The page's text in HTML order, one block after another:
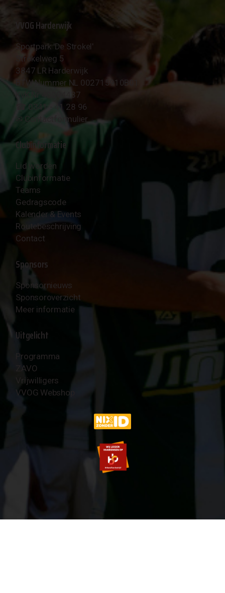
VVOG Harderwijk
Sportpark 'De Strokel'
Strokelweg 5
3847 LR Harderwijk
BTW Nummer NL 002715910B01
KvK Nr 40094437
☎︎ 0341 - 41 28 96
✉︎ Contactformulier
Clubinformatie
Lid worden
Clubinformatie
Teams
Gedragscode
Kalender & Events
Routebeschrijving
Contact
Sponsors
Sponsornieuws
Sponsoroverzicht
Meer informatie
Uitgelicht
Programma
ZAVO
Vrijwilligers
VVOG Webshop